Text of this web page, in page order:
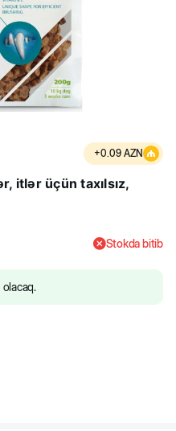
+0.09 AZN
itlər üçün taxılsız,
Stokda bitib
olacaq.